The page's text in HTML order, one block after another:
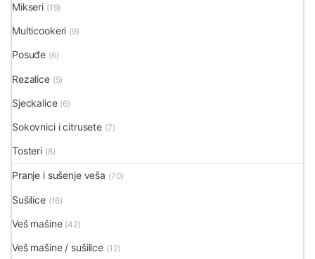
Mikseri (19)
Multicookeri (9)
Posuđe (6)
Rezalice (5)
Sjeckalice (6)
Sokovnici i citrusete (7)
Tosteri (8)
Pranje i sušenje veša (70)
Sušilice (16)
Veš mašine (42)
Veš mašine / sušilice (12)